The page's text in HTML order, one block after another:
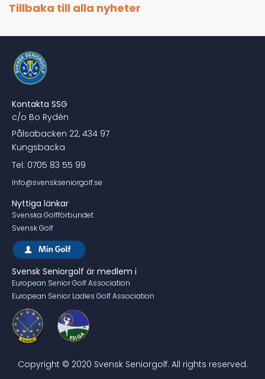
Tillbaka till alla nyheter
Kontakta SSG
c/o Bo Rydén
Pålsabacken 22, 434 97
Kungsbacka
Tel: 0705 83 55 99
Info@svenskseniorgolf.se
Nyttiga länkar
Svenska Golfförbundet
Svensk Golf
Svensk Seniorgolf är medlem i
European Senior Golf Association
European Senior Ladies Golf Association
Copyright © 2020 Svensk Seniorgolf. All rights reserved.